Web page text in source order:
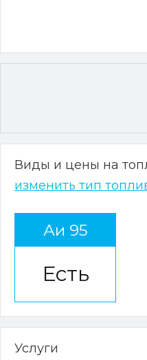
Виды и цены на
изменить тип
Аи 95
Есть
Услуги